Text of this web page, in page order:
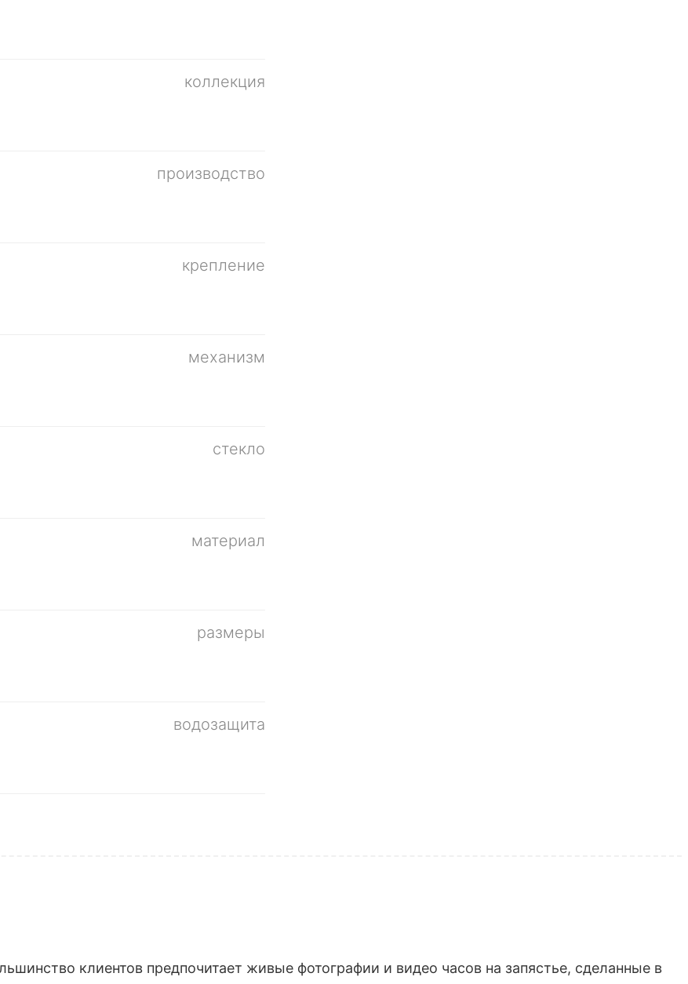
коллекция
производство
крепление
механизм
стекло
материал
размеры
водозащита
клиентов предпочитает живые фотографии и видео часов на запястье, сделанные в